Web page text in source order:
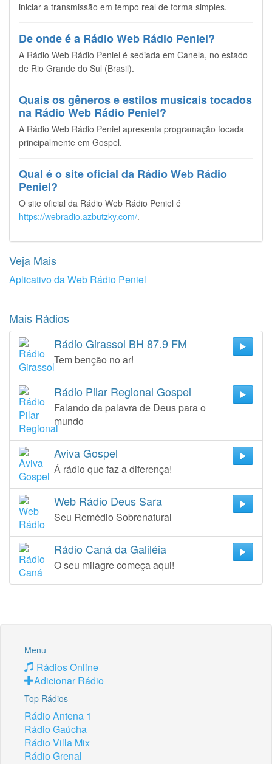
iniciar a transmissão em tempo real de forma simples.
De onde é a Rádio Web Rádio Peniel?
A Rádio Web Rádio Peniel é sediada em Canela, no estado
de Rio Grande do Sul (Brasil).
Quais os gêneros e estilos musicais tocados
na Rádio Web Rádio Peniel?
A Rádio Web Rádio Peniel apresenta programação focada
principalmente em Gospel.
Qual é o site oficial da Rádio Web Rádio
Peniel?
O site oficial da Rádio Web Rádio Peniel é
https://webradio.azbutzky.com/.
Veja Mais
Aplicativo da Web Rádio Peniel
Mais Rádios
Rádio Girassol BH 87.9 FM
Tem benção no ar!
Rádio Pilar Regional Gospel
Falando da palavra de Deus para o
mundo
Aviva Gospel
Á rádio que faz a diferença!
Web Rádio Deus Sara
Seu Remédio Sobrenatural
Rádio Caná da Galiléia
O seu milagre começa aqui!
Menu
Rádios Online
Adicionar Rádio
Top Rádios
Rádio Antena 1
Rádio Gaúcha
Rádio Villa Mix
Rádio Grenal